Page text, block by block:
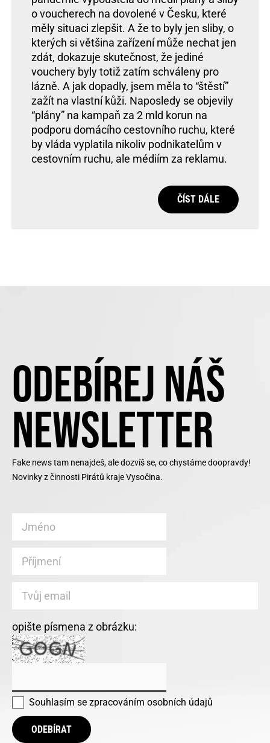
o voucherech na dovolené v Česku, které
měly situaci zlepšit. A že to byly jen sliby, o
kterých si většina zařízení může nechat jen
zdát, dokazuje skutečnost, že jediné
vouchery byly totiž zatím schváleny pro
lázně. A jak dopadly, jsem měla to “štěstí”
zažít na vlastní kůži. Naposledy se objevily
“plány” na kampaň za 2 mld korun na
podporu domácího cestovního ruchu, které
by vláda vyplatila nikoliv podnikatelům v
cestovním ruchu, ale médiím za reklamu.
ČÍST DÁLE
ODEBÍREJ NÁŠ
NEWSLETTER
Fake news tam nenajdeš, ale dozvíš se, co chystáme doopravdy!
Novinky z činnosti Pirátů kraje Vysočina.
opište písmena z obrázku:
Souhlasím se zpracováním osobních údajů
ODEBÍRAT